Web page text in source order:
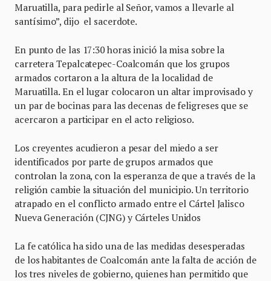
Maruatilla, para pedirle al Señor, vamos a llevarle al
santísimo”, dijo el sacerdote.
En punto de las 17:30 horas inició la misa sobre la
carretera Tepalcatepec-Coalcomán que los grupos
armados cortaron a la altura de la localidad de
Maruatilla. En el lugar colocaron un altar improvisado y
un par de bocinas para las decenas de feligreses que se
acercaron a participar en el acto religioso.
Los creyentes acudieron a pesar del miedo a ser
identificados por parte de grupos armados que
controlan la zona, con la esperanza de que a través de la
religión cambie la situación del municipio. Un territorio
atrapado en el conflicto armado entre el Cártel Jalisco
Nueva Generación (CJNG) y Cárteles Unidos
La fe católica ha sido una de las medidas desesperadas
de los habitantes de Coalcomán ante la falta de acción de
los tres niveles de gobierno, quienes han permitido que